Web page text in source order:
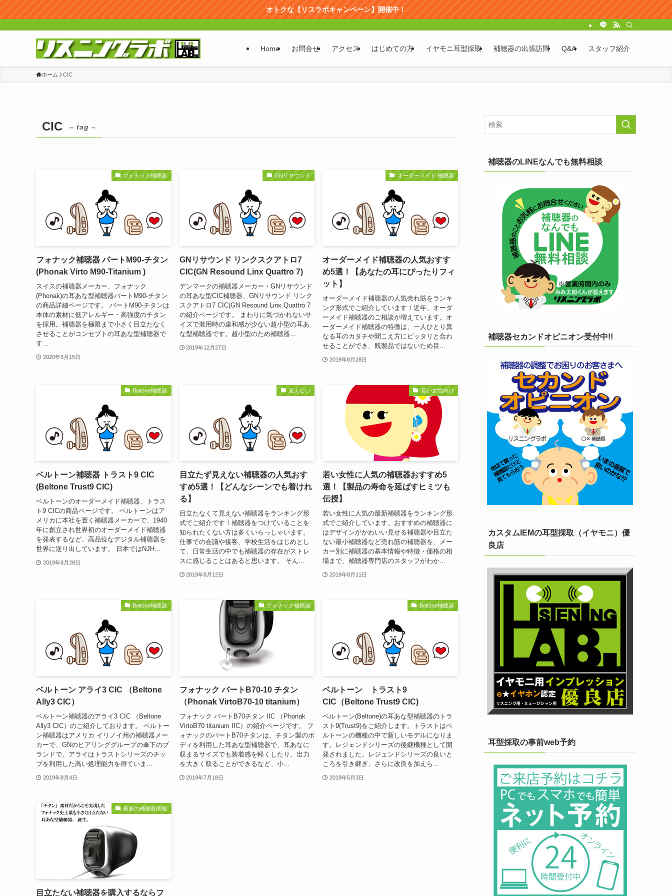
オトクな【リスラボキャンペーン】開催中！
Home お問合せ アクセス はじめての方 イヤモニ耳型採取 補聴器の出張訪問 Q&A スタッフ紹介
ホーム CIC
CIC – tag –
フォナック補聴器
フォナック補聴器 バートM90-チタン
(Phonak Virto M90-Titanium )
スイスの補聴器メーカー、フォナック
(Phonak)の耳あな型補聴器バートM90-チタン
の商品詳細ページです。 バートM90-チタンは
本体の素材に低アレルギー・高強度のチタン
を採用。補聴器を極限まで小さく目立たなく
させることがコンセプトの耳あな型補聴器で
す...
2020年5月15日
GNリサウンド
GNリサウンド リンクスクアトロ7
CIC(GN Resound Linx Quattro 7)
デンマークの補聴器メーカー・GNリサウンド
の耳あな型CIC補聴器、GNリサウンド リンク
スクアトロ7 CIC(GN Resound Linx Quattro 7
の紹介ページです。 まわりに気づかれないサ
イズで装用時の違和感が少ない超小型の耳あ
な型補聴器です。超小型のため補聴器...
2019年12月27日
オーダーメイド 補聴器
オーダーメイド補聴器の人気おすす
め5選！【あなたの耳にぴったりフィ
ット】
オーダーメイド補聴器の人気売れ筋をランキ
ング形式でご紹介しています！近年、オーダ
ーメイド補聴器のご相談が増えています。オ
ーダーメイド補聴器の特徴は、一人ひとり異
なる耳のカタチや聞こえ方にピッタリと合わ
せることができ、既製品ではないため目...
2019年8月28日
Beltone補聴器
ベルトーン補聴器 トラスト9 CIC
(Beltone Trust9 CIC)
ベルトーンのオーダーメイド補聴器、トラス
ト9 CICの商品ページです。 ベルトーンはア
メリカに本社を置く補聴器メーカーで、1940
年に創立され世界初のオーダーメイド補聴器
を発表するなど、高品位なデジタル補聴器を
世界に送り出しています。 日本ではNJH...
2019年8月28日
見えない
目立たず見えない補聴器の人気おす
すめ5選！【どんなシーンでも着けれ
る】
目立たなくて見えない補聴器をランキング形
式でご紹介です！補聴器をつけていることを
知られたくない方は多くいらっしゃいます。
仕事での会議や接客、学校生活をはじめとし
て、日常生活の中でも補聴器の存在がストレ
スに感じることはあると思います。 そん...
2019年8月12日
若い女性向け
若い女性に人気の補聴器おすすめ5
選！【製品の寿命を延ばすヒミツも
伝授】
若い女性に人気の最新補聴器をランキング形
式でご紹介しています。おすすめの補聴器に
はデザインがかわいい見せる補聴器や目立た
ない最小補聴器など売れ筋の補聴器を、メー
カー別に補聴器の基本情報や特徴・価格の相
場まで、補聴器専門店のスタッフがわか...
2019年8月11日
Beltone補聴器
ベルトーン アライ3 CIC （Beltone
Ally3 CIC）
ベルトーン補聴器のアライ3 CIC （Beltone
Ally3 CIC）のご紹介しております。 ベルトー
ン補聴器はアメリカ イリノイ州の補聴器メー
カーで、GNのヒアリンググループの傘下のブ
ランドで、アライはトラストシリーズのチッ
プを利用した高い処理能力を得ていま...
2019年8月4日
フォナック補聴器
フォナック バートB70-10 チタン
（Phonak VirtoB70-10 titanium）
フォナック バートB70チタン IIC （Phonak
VirtoB70 titanium IIC）の紹介ページです。 フ
ォナックのバートB70チタンは、チタン製のボ
ディを利用した耳あな型補聴器で、耳あなに
収まるサイズでも装着感を軽くしたり、出力
を大きく取ることができるなど、小...
2019年7月18日
Beltone補聴器
ベルトーン トラスト9
CIC（Beltone Trust9 CIC)
ベルトーン(Beltone)の耳あな型補聴器のトラ
スト9(Trust9)をご紹介します。トラストはベ
ルトーンの機種の中で新しいモデルになりま
す。レジェンドシリーズの後継機種として開
発されました。レジェンドシリーズの良いと
ころを引き継ぎ、さらに改良を加えら...
2019年5月3日
最新の補聴器情報
目立たない補聴器を購入するならフ
補聴器のLINEなんでも無料相談
補聴器セカンドオピニオン受付中!!
カスタムIEMの耳型採取（イヤモニ）優
良店
耳型採取の事前web予約